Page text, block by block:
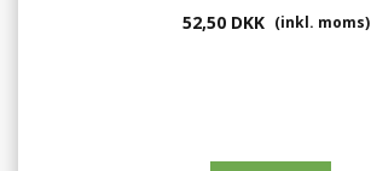
52,50 DKK (inkl. moms)